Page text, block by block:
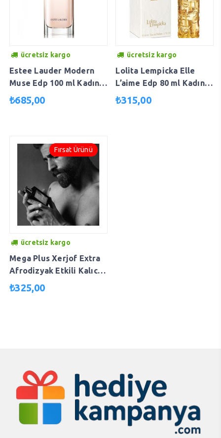
ücretsiz kargo
Estee Lauder Modern
Muse Edp 100 ml Kadın
Parfümü 027131261629
₺685,00
ücretsiz kargo
Lolita Lempicka Elle
L’aime Edp 80 ml Kadın
Parfümü 3595200117490
₺315,00
Fırsat Ürünü
ücretsiz kargo
Mega Plus Xerjof Extra
Afrodizyak Etkili Kalıcı
Özel Dizayn Kadın
Parfüm Edp 100ml PLUS
₺325,00